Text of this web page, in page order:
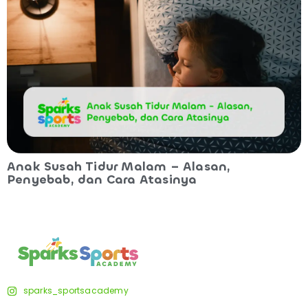
Anak Susah Tidur Malam – Alasan,
Penyebab, dan Cara Atasinya
sparks_sportsacademy